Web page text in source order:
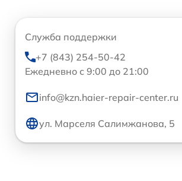
Служба поддержки
+7 (843) 254-50-42
Ежедневно с 9:00 до 21:00
info@kzn.haier-repair-center.ru
ул. Марселя Салимжанова, 5